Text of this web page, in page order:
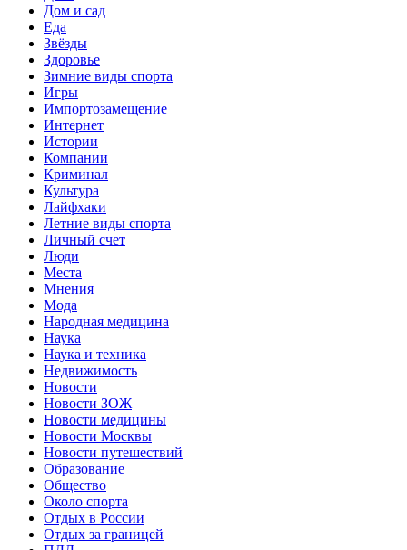
Дом и сад
Еда
Звёзды
Здоровье
Зимние виды спорта
Игры
Импортозамещение
Интернет
Истории
Компании
Криминал
Культура
Лайфхаки
Летние виды спорта
Личный счет
Люди
Места
Мнения
Мода
Народная медицина
Наука
Наука и техника
Недвижимость
Новости
Новости ЗОЖ
Новости медицины
Новости Москвы
Новости путешествий
Образование
Общество
Около спорта
Отдых в России
Отдых за границей